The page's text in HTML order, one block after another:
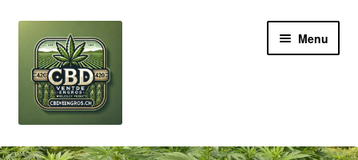
navigation
contenu
Menu
Revendeur